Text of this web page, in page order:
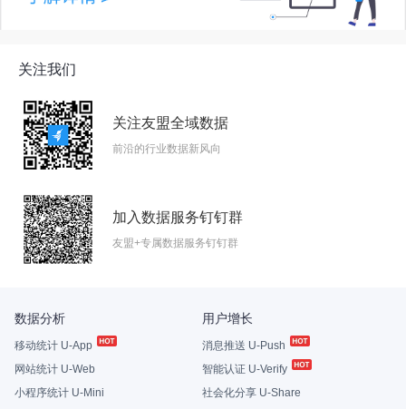
关注我们
关注友盟全域数据
前沿的行业数据新风向
加入数据服务钉钉群
友盟+专属数据服务钉钉群
数据分析
移动统计 U-App
网站统计 U-Web
小程序统计 U-Mini
用户增长
消息推送 U-Push
智能认证 U-Verify
社会化分享 U-Share